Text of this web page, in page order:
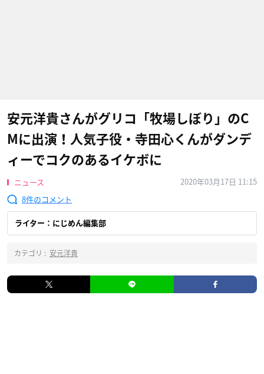
安元洋貴さんがグリコ「牧場しぼり」のC
Mに出演！人気子役・寺田心くんがダンデ
ィーでコクのあるイケボに
ニュース
2020年03月17日 11:15
8
ライター：にじめん編集部
カテゴリ : 安元洋貴